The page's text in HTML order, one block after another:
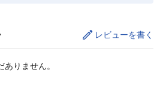
レビューを書く
りません。